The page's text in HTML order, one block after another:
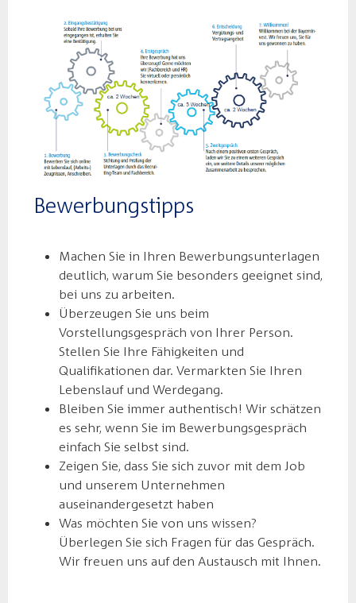
Bewerbungstipps
Machen Sie in Ihren Bewerbungsunterlagen
deutlich, warum Sie besonders geeignet sind,
bei uns zu arbeiten.
Überzeugen Sie uns beim
Vorstellungsgespräch von Ihrer Person.
Stellen Sie Ihre Fähigkeiten und
Qualifikationen dar. Vermarkten Sie Ihren
Lebenslauf und Werdegang.
Bleiben Sie immer authentisch! Wir schätzen
es sehr, wenn Sie im Bewerbungsgespräch
einfach Sie selbst sind.
Zeigen Sie, dass Sie sich zuvor mit dem Job
und unserem Unternehmen
auseinandergesetzt haben
Was möchten Sie von uns wissen?
Überlegen Sie sich Fragen für das Gespräch.
Wir freuen uns auf den Austausch mit Ihnen.